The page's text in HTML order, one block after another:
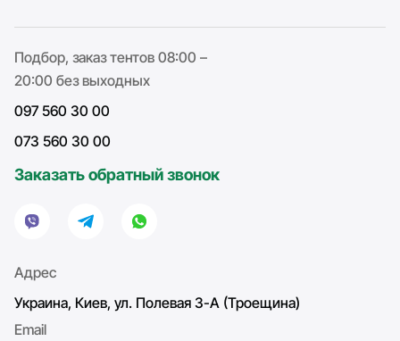
Подбор, заказ тентов 08:00 –
20:00 без выходных
097 560 30 00
073 560 30 00
Заказать обратный звонок
Адрес
Украина, Киев, ул. Полевая 3-А (Троещина)
Email